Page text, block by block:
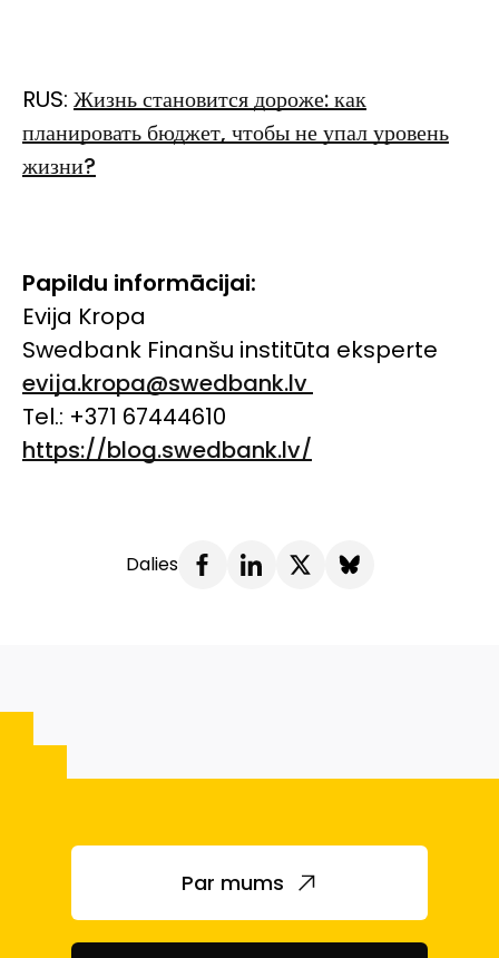
RUS: Жизнь становится дороже: как
планировать бюджет, чтобы не упал уровень
жизни?
Papildu informācijai:
Evija Kropa
Swedbank Finanšu institūta eksperte
evija.kropa@swedbank.lv
Tel.: +371 67444610
https://blog.swedbank.lv/
Dalies
Par mums